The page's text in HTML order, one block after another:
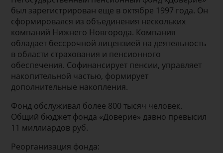
был зарегистрирован еще в октябре 1997 года. Он
сформировался из объединения нескольких
компаний Нижнего Новгорода. Компания
обладает бессрочной лицензией на деятельность
в области страхования и пенсионного
обеспечения. Софинансирует пенсии, управляет
накопительной частью, формирует
дополнительные накопления.
Фонд обслуживал более 800 тысяч человек.
Общий бюджет фонда «Доверие» давно превысил
11 миллиардов руб.
Реорганизация фонда: